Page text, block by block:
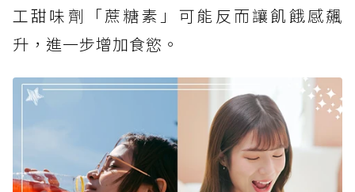
工甜味劑「蔗糖素」可能反而讓飢餓感飆
升，進一步增加食慾。